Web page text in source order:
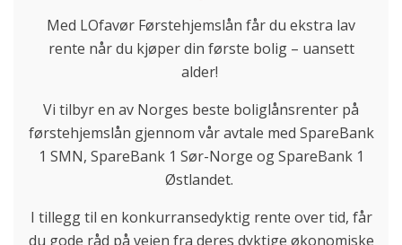
Med LOfavør Førstehjemslån får du ekstra lav
rente når du kjøper din første bolig – uansett
alder!
Vi tilbyr en av Norges beste boliglånsrenter på
førstehjemslån gjennom vår avtale med SpareBank
1 SMN, SpareBank 1 Sør-Norge og SpareBank 1
Østlandet.
I tillegg til en konkurransedyktig rente over tid, får
du gode råd på veien fra deres dyktige økonomiske